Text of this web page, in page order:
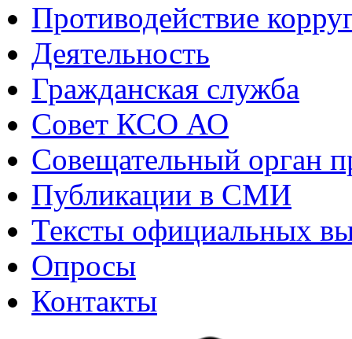
Противодействие
Деятельность
Гражданская служба
Совет КСО АО
Совещательный орган
Публикации в СМИ
Тексты официальных
Опросы
Контакты